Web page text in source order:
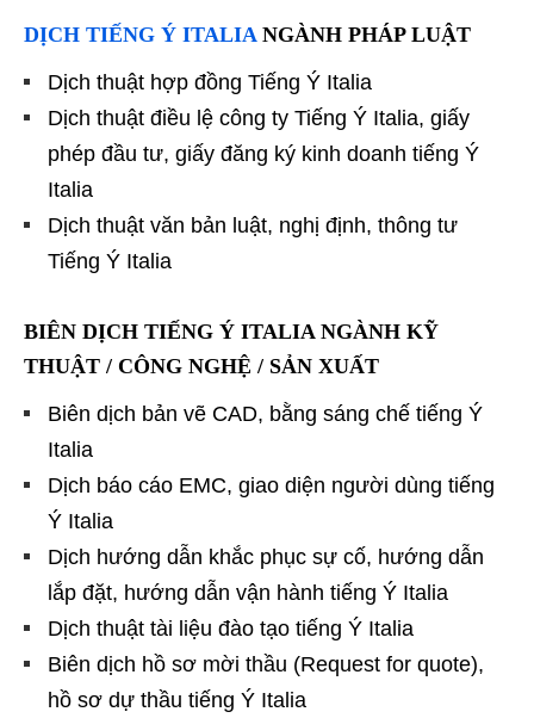
DỊCH TIẾNG Ý ITALIANGÀNH PHÁP LUẬT
Dịch thuật hợp đồng Tiếng Ý Italia
Dịch thuật điều lệ công ty Tiếng Ý Italia, giấy
phép đầu tư, giấy đăng ký kinh doanh tiếng Ý
Italia
Dịch thuật văn bản luật, nghị định, thông tư
Tiếng Ý Italia
BIÊN DỊCH TIẾNG Ý ITALIA NGÀNH KỸ
THUẬT / CÔNG NGHỆ / SẢN XUẤT
Biên dịch bản vẽ CAD, bằng sáng chế tiếng Ý
Italia
Dịch báo cáo EMC, giao diện người dùng tiếng
Ý Italia
Dịch hướng dẫn khắc phục sự cố, hướng dẫn
lắp đặt, hướng dẫn vận hành tiếng Ý Italia
Dịch thuật tài liệu đào tạo tiếng Ý Italia
Biên dịch hồ sơ mời thầu (Request for quote),
hồ sơ dự thầu tiếng Ý Italia